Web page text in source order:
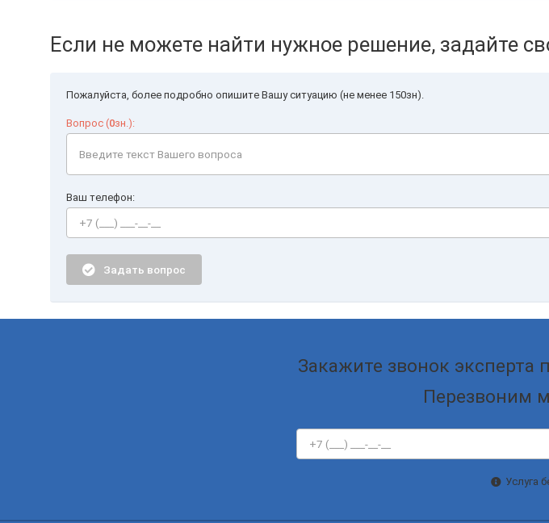
Если не можете найти нужное решение, задайте
Пожалуйста, более подробно опишите Вашу ситуацию (не менее 150зн).
Вопрос (0зн.):
Ваш телефон:
Задать вопрос
Закажите звонок эксперта
Перезвоним
Услуга